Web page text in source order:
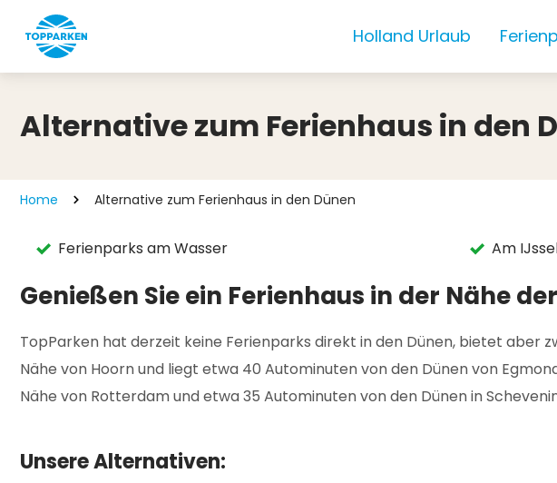
Holland Urlaub
Alternative zum Ferienhaus in den
Home Alternative zum Ferienhaus in den Dünen
Ferienparks am Wasser Am
Genießen Sie ein Ferienhaus in der Nähe
TopParken hat derzeit keine Ferienparks direkt in den Dünen, bietet aber
Nähe von Hoorn und liegt etwa 40 Autominuten von den Dünen von
Nähe von Rotterdam und etwa 35 Autominuten von den Dünen in
Unsere Alternativen: